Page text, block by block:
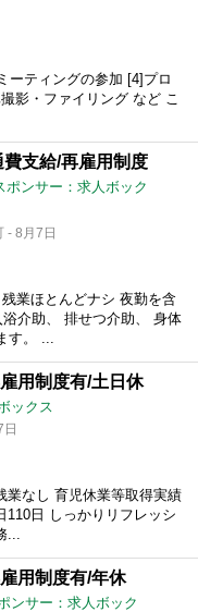
ーティングの参加 [4]プロ
影・ファイリング など こ
支給/再雇用制度
ポンサー：求人ボック
- 8月7日
業ほとんどナシ 夜勤を含
介助、 排せつ介助、 身体
。 ...
用制度有/土日休
ックス
日
業なし 育児休業等取得実績
110日 しっかりリフレッシ
用制度有/年休
ンサー：求人ボック